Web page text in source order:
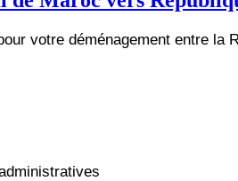
votre déménagement entre